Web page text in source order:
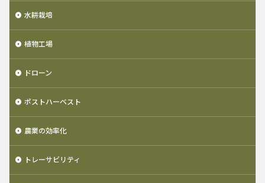
水耕栽培
植物工場
ドローン
ポストハーベスト
農業の効率化
トレーサビリティ